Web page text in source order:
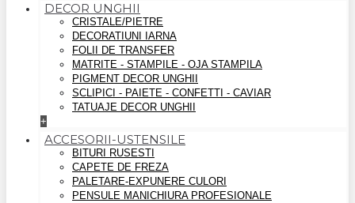
DECOR UNGHII
CRISTALE/PIETRE
DECORATIUNI IARNA
FOLII DE TRANSFER
MATRITE - STAMPILE - OJA STAMPILA
PIGMENT DECOR UNGHII
SCLIPICI - PAIETE - CONFETTI - CAVIAR
TATUAJE DECOR UNGHII
+
ACCESORII-USTENSILE
BITURI RUSESTI
CAPETE DE FREZA
PALETARE-EXPUNERE CULORI
PENSULE MANICHIURA PROFESIONALE